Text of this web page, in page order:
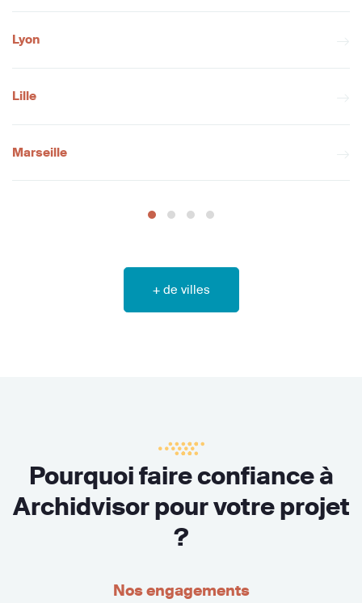
Lyon
Lille
Marseille
+ de villes
Pourquoi faire confiance à
Archidvisor pour votre projet
?
Nos engagements